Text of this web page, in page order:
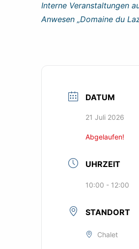
Interne Veranstaltungen
Anwesen „Domaine du
DATUM
21 Juli 2026
Abgelaufen!
UHRZEIT
10:00 - 12:00
STANDORT
Chalet